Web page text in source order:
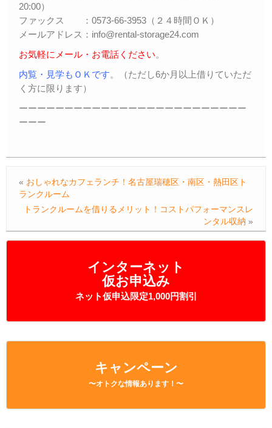
インターネット
仮お申込み
ネット仮申込限定1,000円割引
キャンペーン
〜オトクな情報あります！〜
20:00）
ファックス ：0573-66-3953（２４時間ＯＫ）
メールアドレス：info@rental-storage24.com
お気軽にメール・お電話ください。
内覧・見学もＯＫです。（ただし6か月以上借りていただ
く方に限ります）
ーーーーーーーーーーーーーーーーーーーーーーーーー
ーーー
« おしゃれなカフェランチ！名古屋瑞穂区・南区・熱田区ト
ランクルーム
トランクルームを借りるメリット！コストパフォーマンスレ
ンタル収納 »